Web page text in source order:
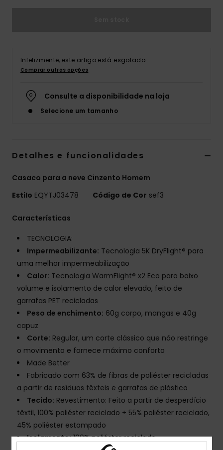
Infelizmente, este artigo está esgotado.
Comprar outras opções
Consulte a disponibilidade na loja
Selecione um tamanho
Detalhes e funcionalidades
Casaco para a neve Cinzento Homem
Estilo EQYTJ03478 Código de Cor sef3
Características
TECNOLOGIA:
Impermeabilizante: Tecnologia 5K DryFlight® para
uma melhor impermeabilização
Calor: Tecnologia WarmFlight® x2 Eco para baixo
volume e isolamento de calor elevado, feito de
garrafas PET recicladas
Peso de enchimento: 60g corpo, mangas e 40g
capuz
Corte: Regular, um corte clássico que não restringe
o movimento e fornece máximo conforto
Made Better
Fabricado com 63% de fibras de poliéster recicladas
a partir de resíduos têxteis e garrafas de plástico
Tecido: Revestimento: Feito a partir de desperdício
têxtil, 100% poliéster reciclado + 55% poliéster reciclado,
45% poliéster estampado
Isolamento:100% poliéster reciclado